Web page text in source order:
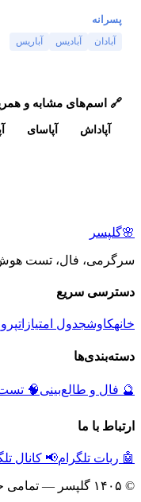
پسرانه
آبادان آبادیس آباریس
🔗 اسم‌های مشابه و
آپاداش آپاسای
🌸گلپسر
سرگرمی، فال، تست هوش
دسترسی سریع
خانهکاوشجدول امتیازات
دسته‌بندی‌ها
🔮 فال و طالع‌بینی🧠
ارتباط با ما
🤖 ربات تلگرام📢 کانال
© ۱۴۰۵ گلپسر — تمامی حقوق محفوظ است